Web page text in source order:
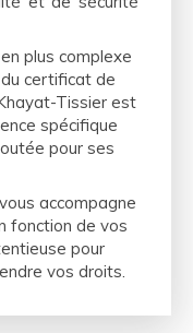
plus complexe
certificat de
Tissier est
spécifique
pour ses
accompagne
fonction de vos
pour
vos droits.